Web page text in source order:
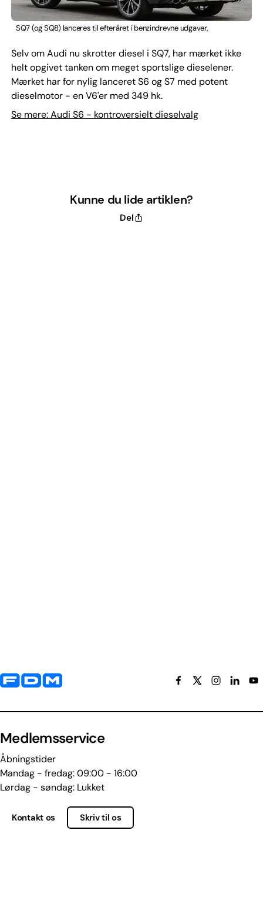
SQ7 (og SQ8) lanceres til efteråret i benzindrevne udgaver.
Selv om Audi nu skrotter diesel i SQ7, har mærket ikke
helt opgivet tanken om meget sportslige dieselener.
Mærket har for nylig lanceret S6 og S7 med potent
dieselmotor - en V6'er med 349 hk.
Se mere: Audi S6 - kontroversielt dieselvalg
Kunne du lide artiklen?
Del
Yderligere information og kontaktoplysninger
Medlemsservice
Åbningstider
Mandag - fredag: 09:00 - 16:00
Lørdag - søndag: Lukket
Kontakt os Skriv til os